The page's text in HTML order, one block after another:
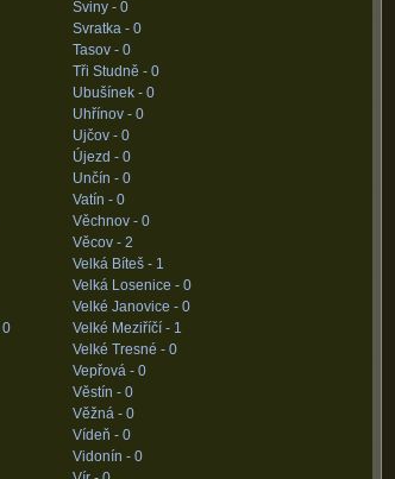
0
Sviny - 0
Svratka - 0
Tasov - 0
Tři Studně - 0
Ubušínek - 0
Uhřínov - 0
Ujčov - 0
Újezd - 0
Unčín - 0
Vatín - 0
Věchnov - 0
Věcov - 2
Velká Bíteš - 1
Velká Losenice - 0
Velké Janovice - 0
Velké Meziříčí - 1
Velké Tresné - 0
Vepřová - 0
Věstín - 0
Věžná - 0
Vídeň - 0
Vidonín - 0